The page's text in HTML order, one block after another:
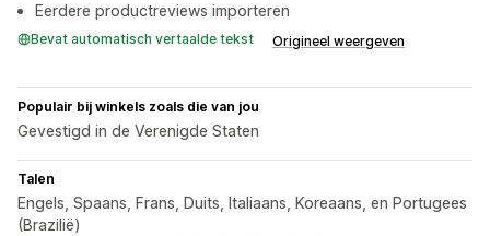
Eerdere productreviews importeren
Bevat automatisch vertaalde tekst Origineel weergeven
Populair bij winkels zoals die van jou
Gevestigd in de Verenigde Staten
Talen
Engels, Spaans, Frans, Duits, Italiaans, Koreaans, en Portugees
(Brazilië)